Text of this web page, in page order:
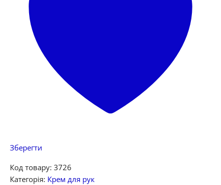
Зберегти
Код товару: 3726
Категорія: Крем для рук